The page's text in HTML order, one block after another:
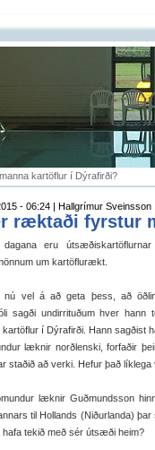
kartöflur í Dýrafirði?
- 06:24 | Hallgrímur Sveinsson
ræktaði fyrstur
dagana eru
um kartöflurækt.
nú vel á að geta þess, að
sagði undirrituðum hver hann
í Dýrafirði. Hann sagðist
læknir norðlenski, forfaðir
staðið að verki. Hefur það
læknir Guðmundsson
til Hollands (Niðurlanda)
hafa tekið með sér útsæði heim?